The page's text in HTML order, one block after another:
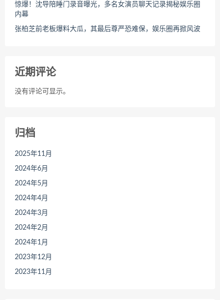
惊爆！沈导陪睡门录音曝光，多名女演员聊天记录揭秘娱乐圈
内幕
张柏芝前老板爆料大瓜，其最后尊严恐难保，娱乐圈再掀风波
近期评论
没有评论可显示。
归档
2025年11月
2024年6月
2024年5月
2024年4月
2024年3月
2024年2月
2024年1月
2023年12月
2023年11月